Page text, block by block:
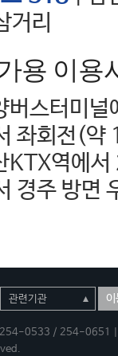
거리
용 이용
버스터미널
좌회전(약
KTX역에서
경주 방면
이
254-0533 / 254-